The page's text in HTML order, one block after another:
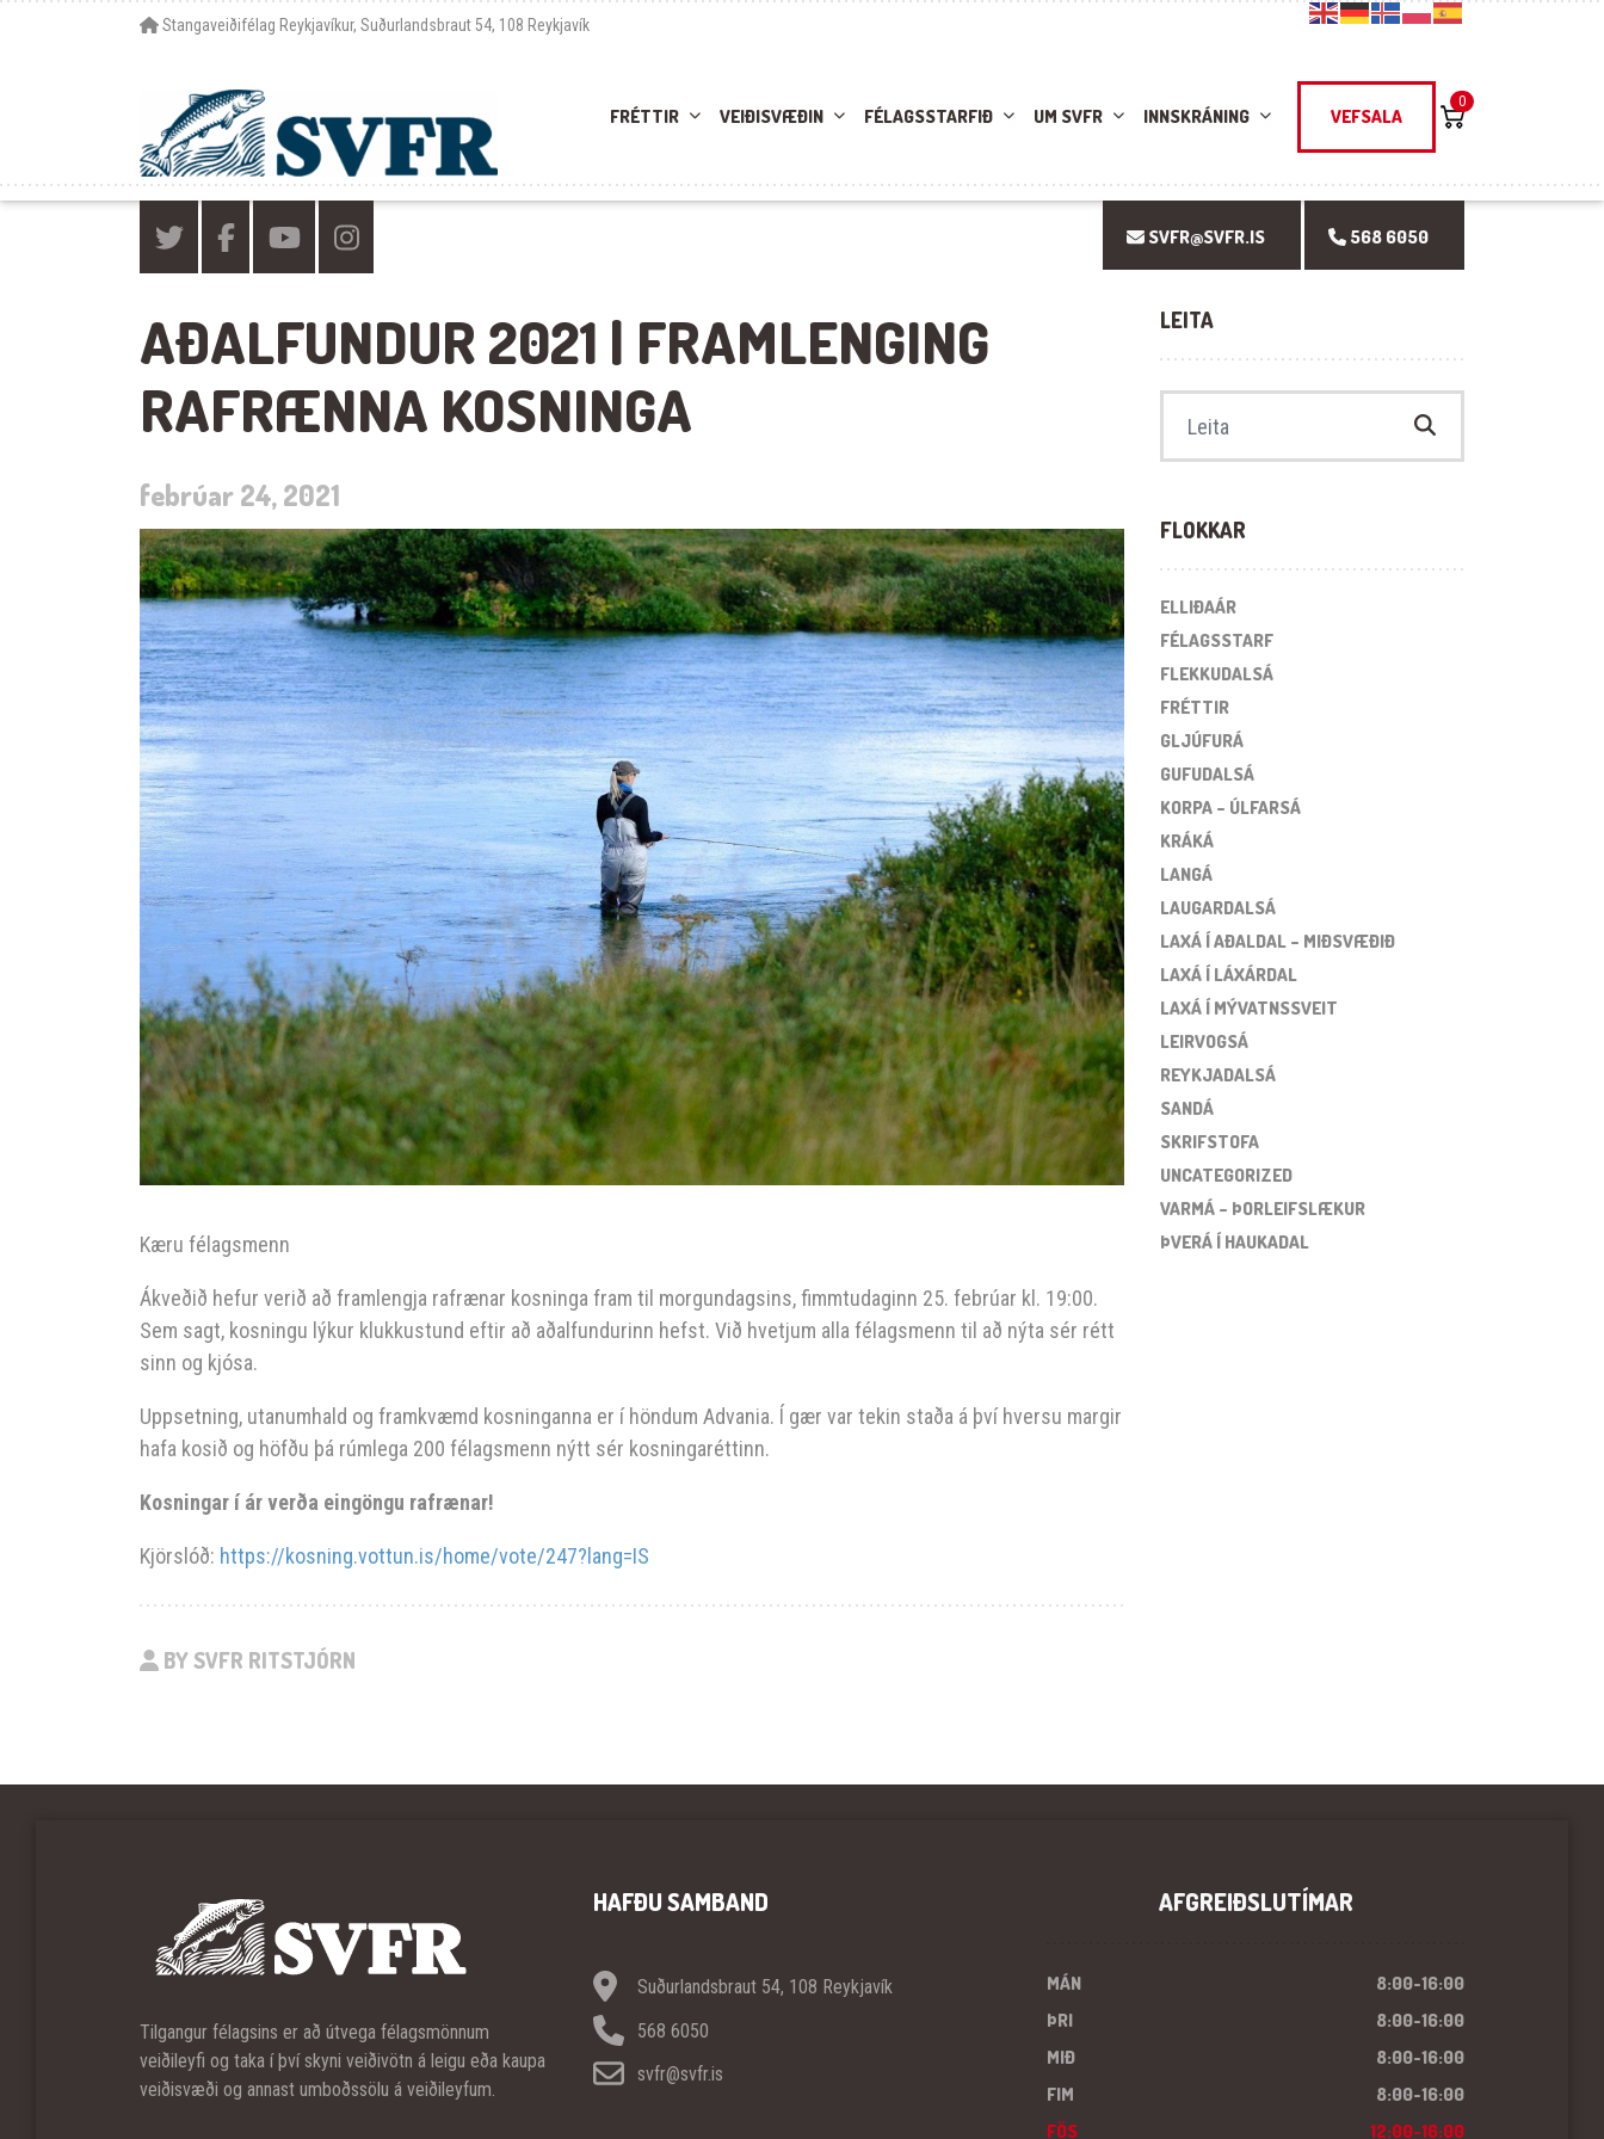
Stangaveiðifélag Reykjavíkur, Suðurlandsbraut 54, 108 Reykjavík
FRÉTTIR VEIÐISVÆÐIN FÉLAGSSTARFIÐ UM SVFR INNSKRÁNING VEFSALA
0
SVFR@SVFR.IS 568 6050
AÐALFUNDUR 2021 | FRAMLENGING
RAFRÆNNA KOSNINGA
febrúar 24, 2021
Kæru félagsmenn
Ákveðið hefur verið að framlengja rafrænar kosninga fram til morgundagsins, fimmtudaginn 25. febrúar kl. 19:00.
Sem sagt, kosningu lýkur klukkustund eftir að aðalfundurinn hefst. Við hvetjum alla félagsmenn til að nýta sér rétt
sinn og kjósa.
Uppsetning, utanumhald og framkvæmd kosninganna er í höndum Advania. Í gær var tekin staða á því hversu margir
hafa kosið og höfðu þá rúmlega 200 félagsmenn nýtt sér kosningaréttinn.
Kosningar í ár verða eingöngu rafrænar!
Kjörslóð: https://kosning.vottun.is/home/vote/247?lang=IS
BY SVFR RITSTJÓRN
LEITA
FLOKKAR
ELLIÐAÁR
FÉLAGSSTARF
FLEKKUDALSÁ
FRÉTTIR
GLJÚFURÁ
GUFUDALSÁ
KORPA – ÚLFARSÁ
KRÁKÁ
LANGÁ
LAUGARDALSÁ
LAXÁ Í AÐALDAL – MIÐSVÆÐIÐ
LAXÁ Í LÁXÁRDAL
LAXÁ Í MÝVATNSSVEIT
LEIRVOGSÁ
REYKJADALSÁ
SANDÁ
SKRIFSTOFA
UNCATEGORIZED
VARMÁ – ÞORLEIFSLÆKUR
ÞVERÁ Í HAUKADAL
Tilgangur félagsins er að útvega félagsmönnum
veiðileyfi og taka í því skyni veiðivötn á leigu eða kaupa
veiðisvæði og annast umboðssölu á veiðileyfum.
HAFÐU SAMBAND
Suðurlandsbraut 54, 108 Reykjavík
568 6050
svfr@svfr.is
AFGREIÐSLUTÍMAR
MÁN
8:00-16:00
ÞRI
8:00-16:00
MIÐ
8:00-16:00
FIM
8:00-16:00
FÖS
12:00-16:00